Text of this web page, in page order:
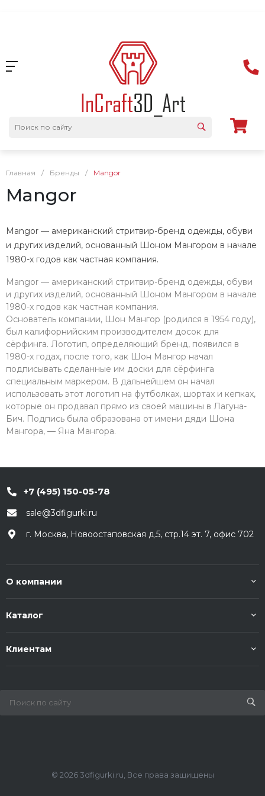
Главная / Бренды / Mangor
Mangor
Mangor — американский стритвир-бренд одежды, обуви
и других изделий, основанный Шоном Мангором в начале
1980-x годов как частная компания.
Mangor — американский стритвир-бренд одежды, обуви
и других изделий, основанный Шоном Мангором в начале
1980-x годов как частная компания.
Основатель компании, Шон Мангор (родился в 1954 году),
был калифорнийским производителем досок для
сёрфинга. Логотип, определяющий бренд, появился в
1980-x годах, после того, как Шон Мангор начал
подписывать сделанные им доски для сёрфинга
специальным маркером. В дальнейшем он начал
использовать этот логотип на футболках, шортах и кепках,
которые он продавал прямо из своей машины в Лагуна-
Бич. Подпись была образована от имени дяди Шона
Мангора, — Яна Мангора.
+7 (495) 150-05-78
sale@3dfigurki.ru
г. Москва, Новоостаповская д.5, стр.14 эт. 7, офис 702
О компании
Каталог
Клиентам
© 2026 3dfigurki.ru, Все права защищены